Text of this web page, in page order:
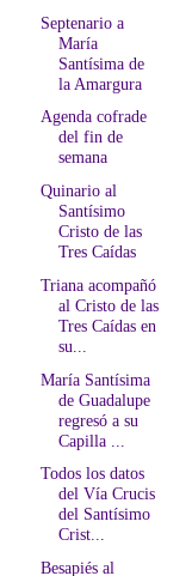
Septenario a
María
Santísima de
la Amargura
Agenda cofrade
del fin de
semana
Quinario al
Santísimo
Cristo de las
Tres Caídas
Triana acompañó
al Cristo de las
Tres Caídas en
su...
María Santísima
de Guadalupe
regresó a su
Capilla ...
Todos los datos
del Vía Crucis
del Santísimo
Crist...
Besapiés al